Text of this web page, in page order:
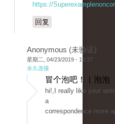
https://
回复
Anonymous (未验证)
星期二, 04/23/2019 - 19:37
永久连接
冒个泡吧！ | 泡泡
hi!,I really like your
a
correspondence more